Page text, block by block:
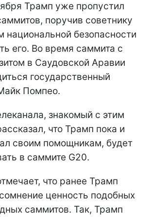
Трамп уже пропустил
поручив советнику
национальной безопасности
его. Во время саммита с
в Саудовской Аравии
государственный
Помпео.
знакомый с этим
что Трамп пока и
своим помощникам, будет
в саммите G20.
что ранее Трамп
ценность подобных
саммитов. Так, Трамп